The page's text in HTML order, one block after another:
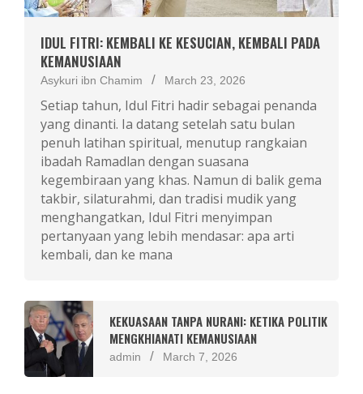
IDUL FITRI: KEMBALI KE KESUCIAN, KEMBALI PADA
KEMANUSIAAN
Asykuri ibn Chamim March 23, 2026
Setiap tahun, Idul Fitri hadir sebagai penanda
yang dinanti. Ia datang setelah satu bulan
penuh latihan spiritual, menutup rangkaian
ibadah Ramadlan dengan suasana
kegembiraan yang khas. Namun di balik gema
takbir, silaturahmi, dan tradisi mudik yang
menghangatkan, Idul Fitri menyimpan
pertanyaan yang lebih mendasar: apa arti
kembali, dan ke mana
KEKUASAAN TANPA NURANI: KETIKA POLITIK
MENGKHIANATI KEMANUSIAAN
admin March 7, 2026